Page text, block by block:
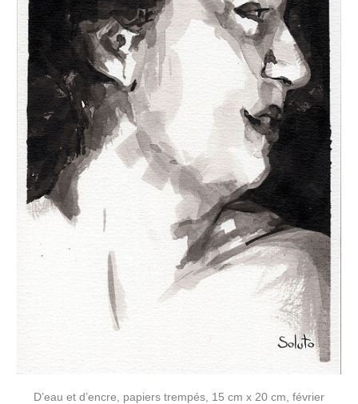
D’eau et d’encre, papiers trempés, 15 cm x 20 cm, février